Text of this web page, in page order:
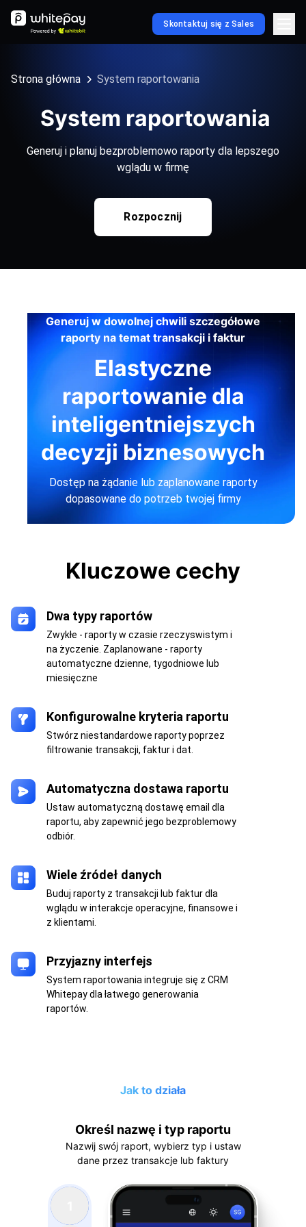
Skontaktuj się z Sales
Strona główna System raportowania
System raportowania
Generuj i planuj bezproblemowo raporty dla lepszego
wglądu w firmę
Rozpocznij
Generuj w dowolnej chwili szczegółowe
raporty na temat transakcji i faktur
Elastyczne
raportowanie dla
inteligentniejszych
decyzji biznesowych
Dostęp na żądanie lub zaplanowane raporty
dopasowane do potrzeb twojej firmy
Kluczowe cechy
Dwa typy raportów
Zwykłe - raporty w czasie rzeczyswistym i
na życzenie. Zaplanowane - raporty
automatyczne dzienne, tygodniowe lub
miesięczne
Konfigurowalne kryteria raportu
Stwórz niestandardowe raporty poprzez
filtrowanie transakcji, faktur i dat.
Automatyczna dostawa raportu
Ustaw automatyczną dostawę email dla
raportu, aby zapewnić jego bezproblemowy
odbiór.
Wiele źródeł danych
Buduj raporty z transakcji lub faktur dla
wglądu w interakcje operacyjne, finansowe i
z klientami.
Przyjazny interfejs
System raportowania integruje się z CRM
Whitepay dla łatwego generowania
raportów.
Jak to działa
Określ nazwę i typ raportu
Nazwij swój raport, wybierz typ i ustaw
dane przez transakcje lub faktury